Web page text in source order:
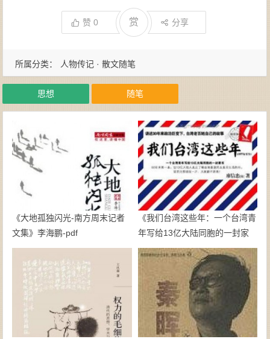
赞0 赏 分享
所属分类： 人物传记 · 散文随笔
思想 随笔
《大地孤独闪光-南方周末记者
文集》李海鹏-pdf
《我们台湾这些年：一个台湾青
年写给13亿大陆同胞的一封家
书》廖信忠-epub+mobi